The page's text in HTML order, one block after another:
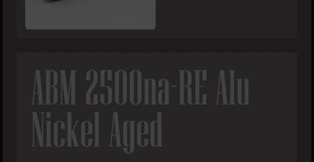
ABM 2500na-RE Alu
Nickel Aged